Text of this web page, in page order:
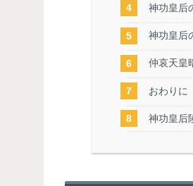
神功皇后
神功皇后
仲哀天皇
おわりに
神功皇后